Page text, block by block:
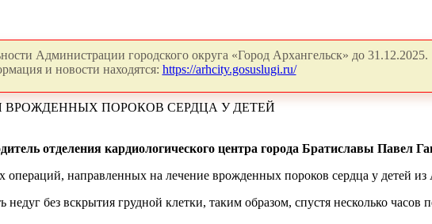
Администрации городского округа «Город Архангельск» до 31.12.2025.
и новости находятся: https://arhcity.gosuslugi.ru/
ПОРОКОВ СЕРДЦА У ДЕТЕЙ
отделения кардиологического центра города Братиславы Павел
направленных на лечение врожденных пороков сердца у детей из
без вскрытия грудной клетки, таким образом, спустя несколько часов